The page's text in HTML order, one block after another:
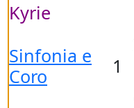
Kyrie
Sinfonia e
Coro
1